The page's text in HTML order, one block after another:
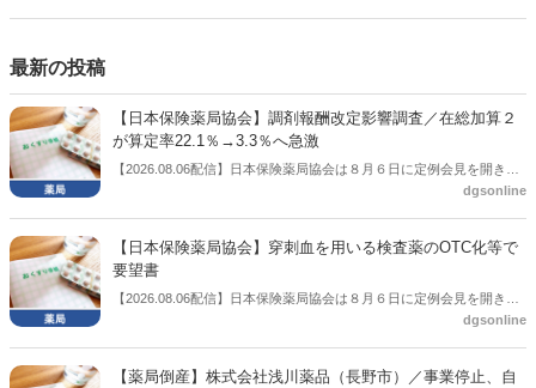
最新の投稿
【日本保険薬局協会】調剤報酬改定影響調査／在総加算２
が算定率22.1％→3.3％へ急激
【2026.08.06配信】日本保険薬局協会は８月６日に定例会見を開き、
「令和８年度調剤報酬改定に係る保険薬局への影響」の調査結果を公
3.3％へ大きく低下した。
dgsonline
【日本保険薬局協会】穿刺血を用いる検査薬のOTC化等で
要望書
【2026.08.06配信】日本保険薬局協会は８月６日に定例会見を開き、
「穿刺血を用いる検査薬のOTC化等に関する要望書」を厚生労働省 医
dgsonline
【薬局倒産】株式会社浅川薬品（長野市）／事業停止、自